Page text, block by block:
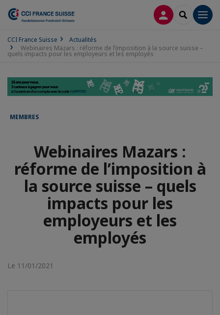
CONNEXION
CCI France Suisse
Actualités
Webinaires Mazars : réforme de l’imposition à la source suisse –
quels impacts pour les employeurs et les employés
MEMBRES
Webinaires Mazars :
réforme de l’imposition à
la source suisse – quels
impacts pour les
employeurs et les
employés
Le 11/01/2021